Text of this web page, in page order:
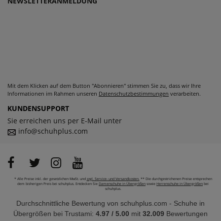
Mit dem Klicken auf dem Button "Abonnieren" stimmen Sie zu, dass wir Ihre
Informationen im Rahmen unseren Datenschutzbestimmungen verarbeiten.
KUNDENSUPPORT
Sie erreichen uns per E-Mail unter
info@schuhplus.com
* Alle Preise inkl. der gesetzlichen MwSt. und zzgl. Service- und Versandkosten. ** Die durchgestrichenen Preise entsprechen
dem bisherigen Preis bei schuhplus. Entdecken Sie Damenschuhe in Übergrößen sowie Herrenschuhe in Übergrößen bei
schuhplus.
Durchschnittliche Bewertung von schuhplus.com - Schuhe in
Übergrößen bei Trustami: 4.97 / 5.00 mit 32.009 Bewertungen